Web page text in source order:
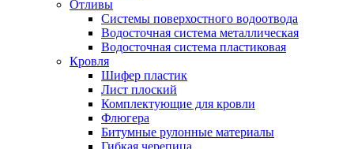
Отливы
Системы поверхостного водоотвода
Водосточная система металлическая
Водосточная система пластиковая
Кровля
Шифер пластик
Лист плоский
Комплектующие для кровли
Флюгера
Битумные рулонные материалы